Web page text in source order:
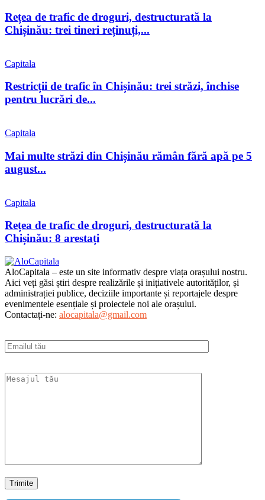
Rețea de trafic de droguri, destructurată la
Chișinău: trei tineri reținuți,...
Capitala
Restricții de trafic în Chișinău: trei străzi, închise
pentru lucrări de...
Capitala
Mai multe străzi din Chișinău rămân fără apă pe 5
august...
Capitala
Rețea de trafic de droguri, destructurată la
Chișinău: 8 arestați
AloCapitala – este un site informativ despre viața orașului nostru.
Aici veți găsi știri despre realizările și inițiativele autorităților, și
administrației publice, deciziile importante și reportajele despre
evenimentele esențiale și proiectele noi ale orașului.
Contactați-ne: alocapitala@gmail.com